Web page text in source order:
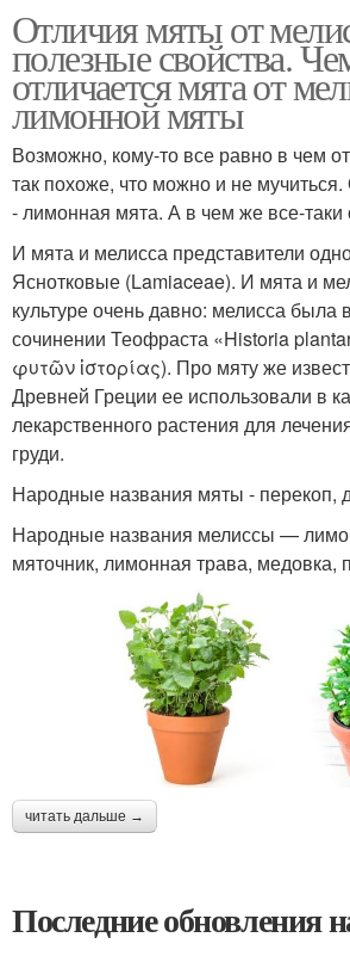
Отличия мяты от
полезные свойства.
отличается мята от
лимонной мяты
Возможно, кому-то все равно в чем
так похоже, что можно и не
- лимонная мята. А в чем же все-таки
И мята и мелисса представители
Яснотковые (Lamiaceae). И мята и
культуре очень давно: мелисса была
сочинении Теофраста «Historia
φυτῶν ἱστορίας). Про мяту же
Древней Греции ее использовали в
лекарственного растения для
груди.
Народные названия мяты - перекоп,
Народные названия мелиссы —
мяточник, лимонная трава, медовка,
читать дальше →
Последние обновления